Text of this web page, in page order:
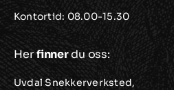
Kontortid: 08.00-15.30
Herfinnerdu oss:
Uvdal Snekkerverksted,